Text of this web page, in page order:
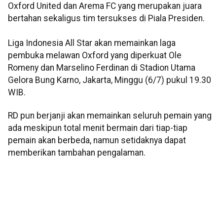
Oxford United dan Arema FC yang merupakan juara
bertahan sekaligus tim tersukses di Piala Presiden.
Liga Indonesia All Star akan memainkan laga
pembuka melawan Oxford yang diperkuat Ole
Romeny dan Marselino Ferdinan di Stadion Utama
Gelora Bung Karno, Jakarta, Minggu (6/7) pukul 19.30
WIB.
RD pun berjanji akan memainkan seluruh pemain yang
ada meskipun total menit bermain dari tiap-tiap
pemain akan berbeda, namun setidaknya dapat
memberikan tambahan pengalaman.